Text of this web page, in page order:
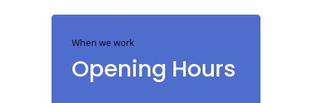
When we work
Opening Hours